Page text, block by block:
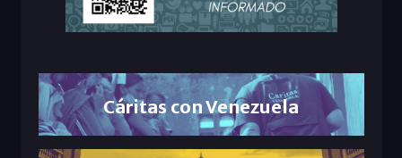
Cáritas con Venezuela